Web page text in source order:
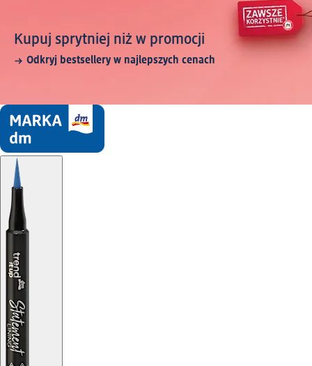
Kupuj sprytniej niż w promocji
Odkryj bestsellery w najlepszych cenach